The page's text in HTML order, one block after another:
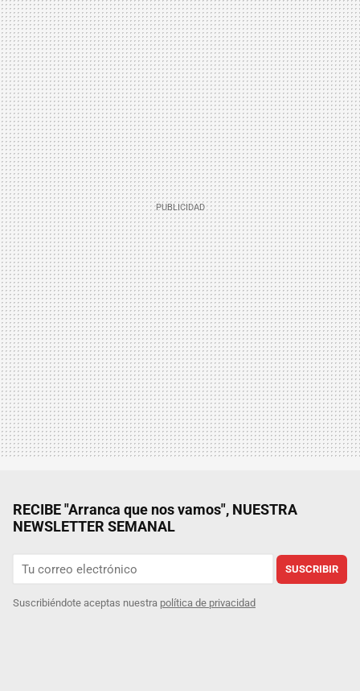
RECIBE "Arranca que nos vamos", NUESTRA
NEWSLETTER SEMANAL
SUSCRIBIR
Suscribiéndote aceptas nuestra política de privacidad